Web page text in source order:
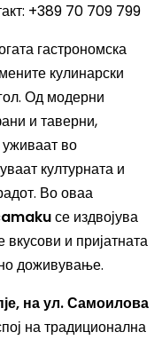
+389 70 709 799
гастрономска
кулинарски
Од модерни
и таверни,
во
културната и
Во оваа
се издвојува
и пријатната
доживување.
на ул. Самоилова
на традиционална